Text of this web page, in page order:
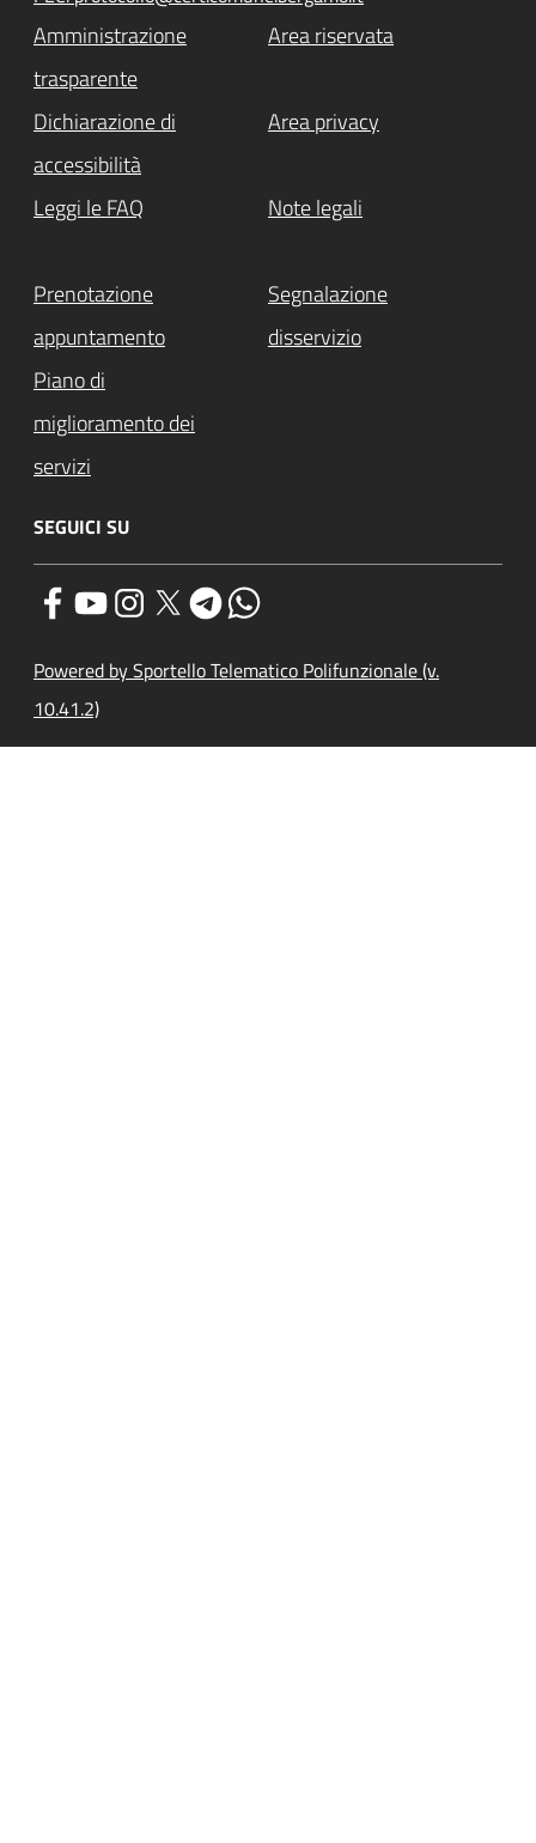
Amministrazione
trasparente
Area riservata
Dichiarazione di
accessibilità
Area privacy
Leggi le FAQ Note legali
Prenotazione
appuntamento
Segnalazione
disservizio
Piano di
miglioramento dei
servizi
SEGUICI SU
Powered by Sportello Telematico Polifunzionale (v.
10.41.2)